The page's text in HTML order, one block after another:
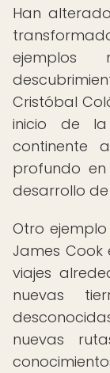
Han
Cristóbal
inicio de la
continente
profundo
desarrollo
Otro
James Cook
viajes
nuevas
nuevas